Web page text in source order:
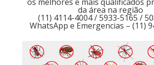
da área na região
(11) 4114-4004 / 5933-5165 /
WhatsApp e Emergencias – (11)